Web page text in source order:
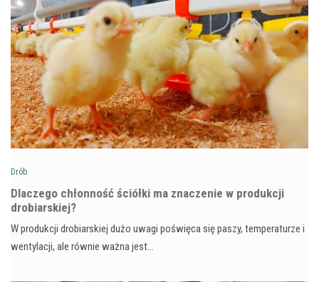
Drób
Dlaczego chłonność ściółki ma znaczenie w produkcji
drobiarskiej?
W produkcji drobiarskiej dużo uwagi poświęca się paszy, temperaturze i
wentylacji, ale równie ważna jest…